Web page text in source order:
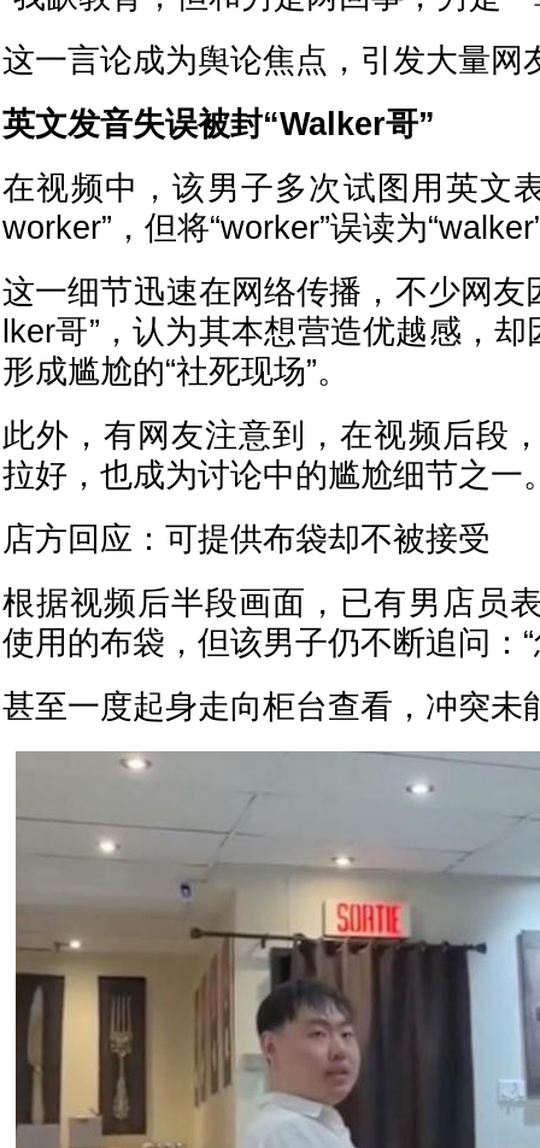
这一言论成为舆论焦点，引发大量网
英文发音失误被封“Walker哥”
在视频中，该男子多次试图用英文
worker”，但将“worker”误读为
这一细节迅速在网络传播，不少网友
lker哥”，认为其本想营造优越感，却
形成尴尬的“社死现场”。
此外，有网友注意到，在视频后段
拉好，也成为讨论中的尴尬细节之一
店方回应：可提供布袋却不被接受
根据视频后半段画面，已有男店员
使用的布袋，但该男子仍不断追问：
甚至一度起身走向柜台查看，冲突未